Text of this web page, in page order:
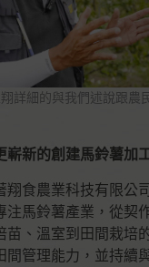
詳細的與我們述說跟農
嶄新的創建馬鈴薯加
翔食農業科技有限公
注馬鈴薯產業，從契
苗、溫室到田間栽培
間管理能力，並持續